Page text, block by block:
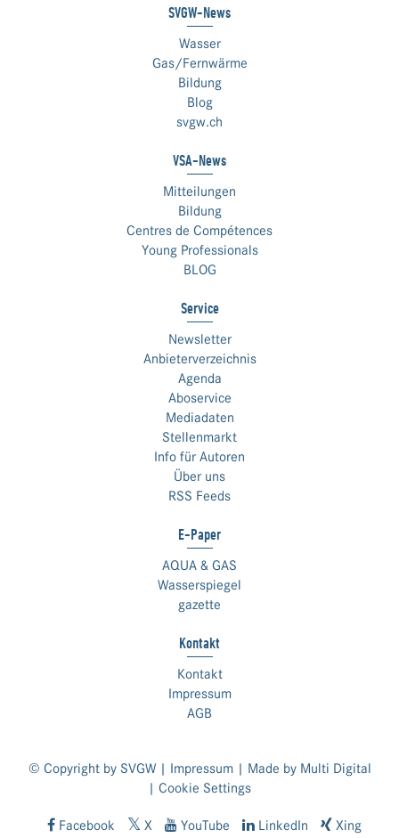
SVGW-News
Wasser
Gas/Fernwärme
Bildung
Blog
svgw.ch
VSA-News
Mitteilungen
Bildung
Centres de Compétences
Young Professionals
BLOG
Service
Newsletter
Anbieterverzeichnis
Agenda
Aboservice
Mediadaten
Stellenmarkt
Info für Autoren
Über uns
RSS Feeds
E-Paper
AQUA & GAS
Wasserspiegel
gazette
Kontakt
Kontakt
Impressum
AGB
© Copyright by SVGW | Impressum| Made by Multi Digital
| Cookie Settings
Facebook X YouTube LinkedIn Xing